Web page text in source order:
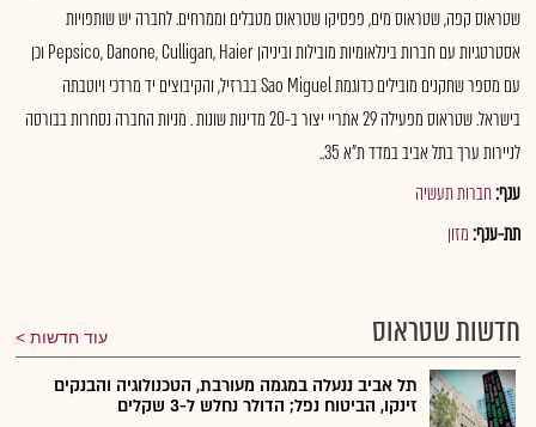
שטראוס קפה, שטראוס מים, פפסיקו שטראוס מטבלים וממרחים. לחברה יש שותפויות
אסטרטגיות עם חברות בינלאומיות מובילות וביניהן Pepsico, Danone, Culligan, Haier וכן
עם מספר שחקנים מובילים כדוגמת Sao Miguel בברזיל, והקיבוצים יד מרדכי ויוטבתה
בישראל. שטראוס מפעילה 29 אתריי יצור ב-20 מדינות שונות . מניות החברה נסחרות בבורסה
לניירות ערך בתל אביב במדד ת"א 35..
ענף:חברות תעשיה
תת-ענף:מזון
חדשות שטראוס עוד חדשות
תל אביב ננעלה במגמה מעורבת, הטכנולוגיה והבנקים
זינקו, הביטוח נפל; הדולר נחלש ל-3 שקלים